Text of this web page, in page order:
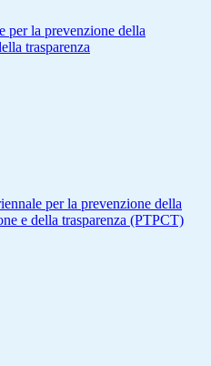
per la prevenzione della
trasparenza
per la prevenzione della
e della trasparenza (PTPCT)